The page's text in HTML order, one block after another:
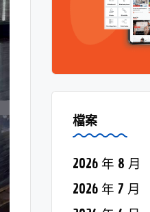
檔案
2026 年 8 月
2026 年 7 月